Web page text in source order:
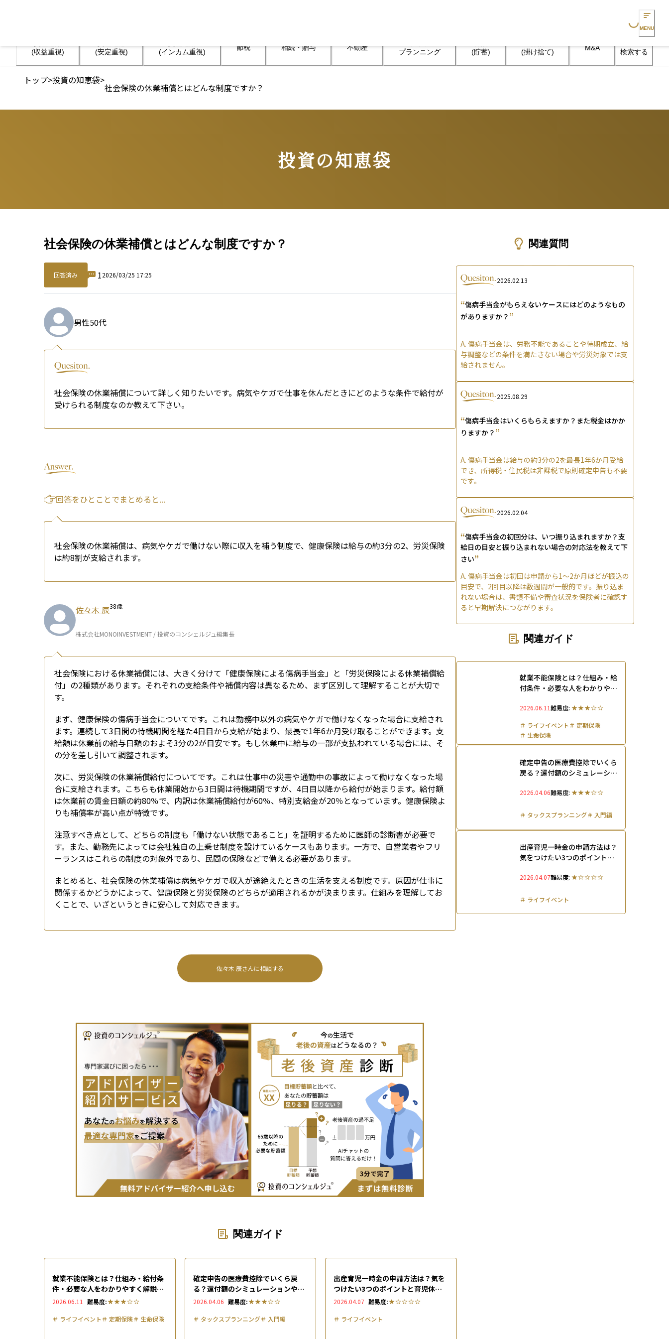
Loading... MENU
(収益重視)
(安定重視)
(インカム重視)
節税 相続・贈与 不動産
プランニング
(貯蓄)
(掛け捨て)
M&A 検索する
トップ>投資の知恵袋>
社会保険の休業補償とはどんな制度ですか？
投資の知恵袋
Questions
社会保険の休業補償とはどんな制度ですか？
回答済み 12026/03/25 17:25
男性50代
社会保険の休業補償について詳しく知りたいです。病気やケガで仕事を休んだときにどのような条件で給付が
受けられる制度なのか教えて下さい。
回答をひとことでまとめると...
社会保険の休業補償は、病気やケガで働けない際に収入を補う制度で、健康保険は給与の約3分の2、労災保険
は約8割が支給されます。
佐々木 辰38歳
株式会社MONOINVESTMENT / 投資のコンシェルジュ編集長
社会保険における休業補償には、大きく分けて「健康保険による傷病手当金」と「労災保険による休業補償給
付」の2種類があります。それぞれの支給条件や補償内容は異なるため、まず区別して理解することが大切で
す。
まず、健康保険の傷病手当金についてです。これは勤務中以外の病気やケガで働けなくなった場合に支給され
ます。連続して3日間の待機期間を経た4日目から支給が始まり、最長で1年6か月受け取ることができます。支
給額は休業前の給与日額のおよそ3分の2が目安です。もし休業中に給与の一部が支払われている場合には、そ
の分を差し引いて調整されます。
次に、労災保険の休業補償給付についてです。これは仕事中の災害や通勤中の事故によって働けなくなった場
合に支給されます。こちらも休業開始から3日間は待機期間ですが、4日目以降から給付が始まります。給付額
は休業前の賃金日額の約80％で、内訳は休業補償給付が60％、特別支給金が20％となっています。健康保険よ
りも補償率が高い点が特徴です。
注意すべき点として、どちらの制度も「働けない状態であること」を証明するために医師の診断書が必要で
す。また、勤務先によっては会社独自の上乗せ制度を設けているケースもあります。一方で、自営業者やフリ
ーランスはこれらの制度の対象外であり、民間の保険などで備える必要があります。
まとめると、社会保険の休業補償は病気やケガで収入が途絶えたときの生活を支える制度です。原因が仕事に
関係するかどうかによって、健康保険と労災保険のどちらが適用されるかが決まります。仕組みを理解してお
くことで、いざというときに安心して対応できます。
佐々木 辰さんに相談する
関連ガイド
就業不能保険とは？仕組み・給付条
件・必要な人をわかりやすく解説
【2026年】
2026.06.11 難易度:
＃ ライフイベント＃ 定期保険＃ 生命保険
確定申告の医療費控除でいくら戻
る？還付額のシミュレーションやス
マホでのe-Tax申告方法まで解説
2026.04.06 難易度:
＃ タックスプランニング＃ 入門編
出産育児一時金の申請方法は？気を
つけたい3つのポイントと育児休業
中の支援制度を解説
2026.04.07 難易度:
＃ ライフイベント
関連質問
2026.02.13
“傷病手当金がもらえないケースにはどのようなもの
がありますか？ ”
A. 傷病手当金は、労務不能であることや待期成立、給
与調整などの条件を満たさない場合や労災対象では支
給されません。
2025.08.29
“傷病手当金はいくらもらえますか？また税金はかか
りますか？ ”
A. 傷病手当金は給与の約3分の2を最長1年6か月受給
でき、所得税・住民税は非課税で原則確定申告も不要
です。
2026.02.04
“傷病手当金の初回分は、いつ振り込まれますか？支
給日の目安と振り込まれない場合の対応法を教えて下
さい”
A. 傷病手当金は初回は申請から1〜2か月ほどが振込の
目安で、2回目以降は数週間が一般的です。振り込ま
れない場合は、書類不備や審査状況を保険者に確認す
ると早期解決につながります。
関連ガイド
就業不能保険とは？仕組み・給
付条件・必要な人をわかりやす
2026.06.11難易度:
＃ ライフイベント＃ 定期保険
＃ 生命保険
確定申告の医療費控除でいくら
戻る？還付額のシミュレーショ
まで解説
2026.04.06難易度:
＃ タックスプランニング＃ 入門編
出産育児一時金の申請方法は？
気をつけたい3つのポイントと
2026.04.07難易度:
＃ ライフイベント